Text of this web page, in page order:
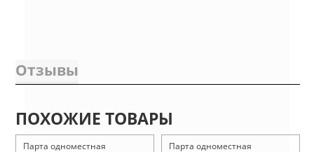
Отзывы
ПОХОЖИЕ ТОВАРЫ
Парта одноместная Парта одноместная